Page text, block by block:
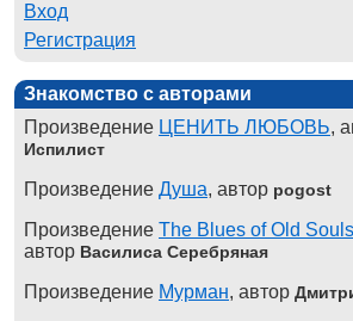
Вход
Регистрация
Знакомство с авторами
Произведение ЦЕНИТЬ ЛЮБОВЬ,
Испилист
Произведение Душа, автор pogost
Произведение The Blues of Old
автор Василиса Серебряная
Произведение Мурман, автор